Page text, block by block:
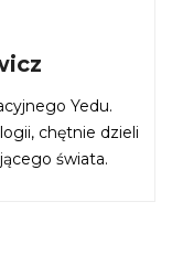
Yedu.
chętnie dzieli
świata.